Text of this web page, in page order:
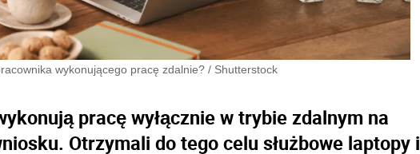
wykonującego pracę zdalnie? / Shutterstock
pracę wyłącznie w trybie zdalnym na
Otrzymali do tego celu służbowe laptopy i